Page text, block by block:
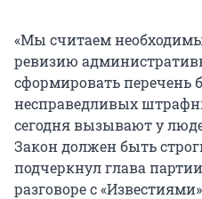
«Мы считаем
ревизию
сформировать перечень
несправедливых
сегодня вызывают у
Закон должен быть
подчеркнул глава
разговоре с